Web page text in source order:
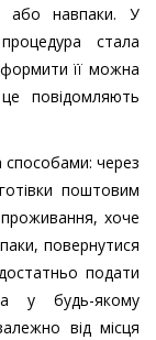
або навпаки. У
стала
її можна
повідомляють
через
поштовим
хоче
повернутися
подати
у будь-якому
від місця